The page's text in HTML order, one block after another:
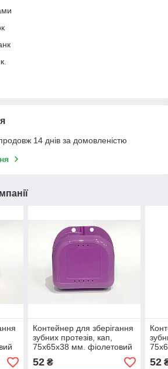
14 днів за домовленістю
Контейнер для зберігання
зубних протезів, кап,
75х65х38 мм. фіолетовий
52₴ 52